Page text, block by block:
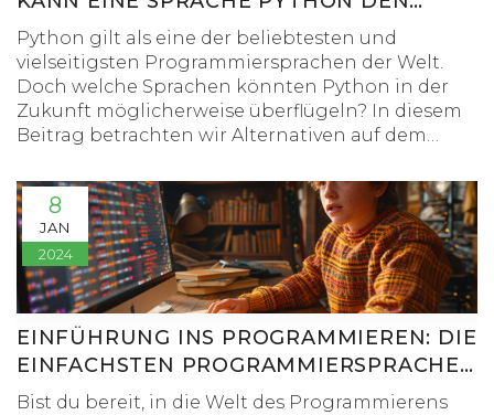
RANG ABLAUFEN?
Python gilt als eine der beliebtesten und
vielseitigsten Programmiersprachen der Welt.
Doch welche Sprachen könnten Python in der
Zukunft möglicherweise überflügeln? In diesem
Beitrag betrachten wir Alternativen auf dem
erkunden Szenarien, in denen andere Sprachen
Python in bestimmten Bereichen überlegen sein
könnten. Lassen Sie uns gemeinsam
herausfinden, ob und wie Python den Thron in
der Welt der Programmierung behaupten kann.
8
JAN
2024
EINFÜHRUNG INS PROGRAMMIEREN: DIE
EINFACHSTEN PROGRAMMIERSPRACHEN
FÜR ANFÄNGER
Bist du bereit, in die Welt des Programmierens